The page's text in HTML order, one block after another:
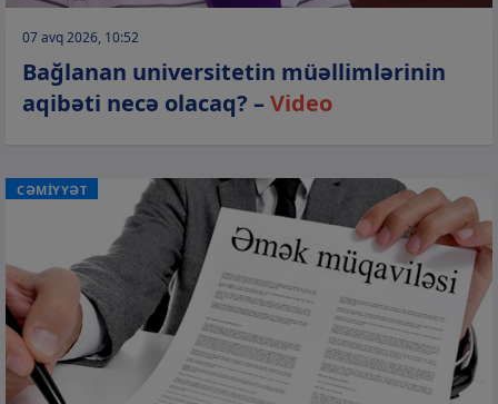
07 avq 2026, 10:52
Bağlanan universitetin müəllimlərinin
aqibəti necə olacaq? –Video
CƏMİYYƏT